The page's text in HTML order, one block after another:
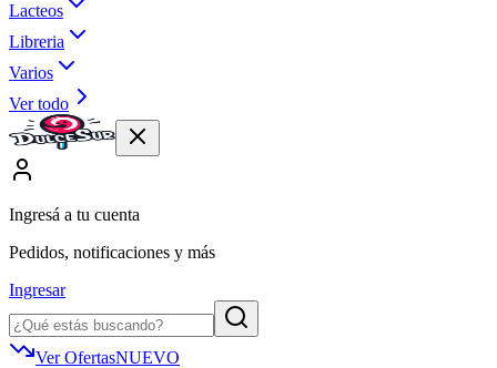
Lacteos
Libreria
Varios
Ver todo
Ingresá a tu cuenta
Pedidos, notificaciones y más
Ingresar
Ver OfertasNUEVO